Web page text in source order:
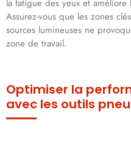
la fatigue des yeux et améliore
Assurez-vous que les zones
sources lumineuses ne
zone de travail.
Optimiser la
avec les outils